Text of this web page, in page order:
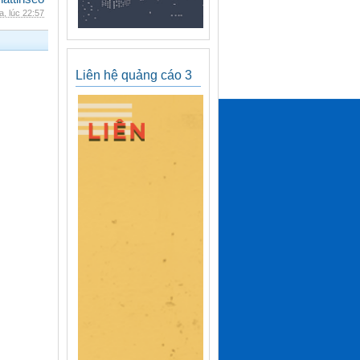
lúc 22:57
Liên hệ quảng cáo 3